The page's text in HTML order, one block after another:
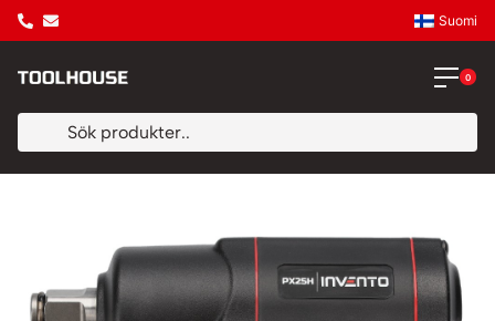
Suomi
0